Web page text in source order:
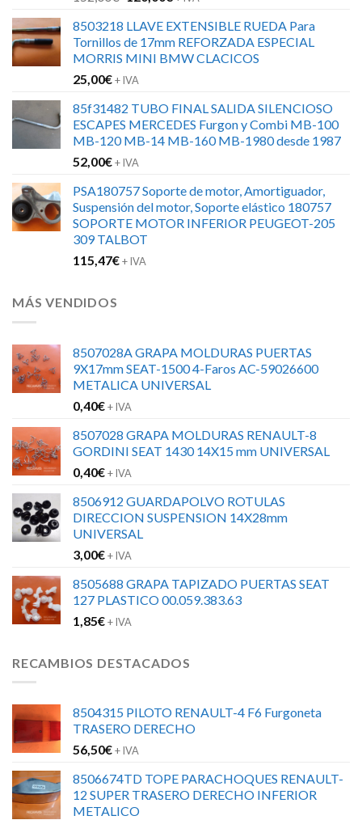
original
era:
152,00€.
actual
es:
120,00€.
8503218 LLAVE EXTENSIBLE RUEDA Para
Tornillos de 17mm REFORZADA ESPECIAL
MORRIS MINI BMW CLACICOS
25,00€+ IVA
85f31482 TUBO FINAL SALIDA SILENCIOSO
ESCAPES MERCEDES Furgon y Combi MB-100
MB-120 MB-14 MB-160 MB-1980 desde 1987
52,00€+ IVA
PSA180757 Soporte de motor, Amortiguador,
Suspensión del motor, Soporte elástico 180757
SOPORTE MOTOR INFERIOR PEUGEOT-205
309 TALBOT
115,47€+ IVA
MÁS VENDIDOS
8507028A GRAPA MOLDURAS PUERTAS
9X17mm SEAT-1500 4-Faros AC-59026600
METALICA UNIVERSAL
0,40€+ IVA
8507028 GRAPA MOLDURAS RENAULT-8
GORDINI SEAT 1430 14X15 mm UNIVERSAL
0,40€+ IVA
8506912 GUARDAPOLVO ROTULAS
DIRECCION SUSPENSION 14X28mm
UNIVERSAL
3,00€+ IVA
8505688 GRAPA TAPIZADO PUERTAS SEAT
127 PLASTICO 00.059.383.63
1,85€+ IVA
RECAMBIOS DESTACADOS
8504315 PILOTO RENAULT-4 F6 Furgoneta
TRASERO DERECHO
56,50€+ IVA
8506674TD TOPE PARACHOQUES RENAULT-
12 SUPER TRASERO DERECHO INFERIOR
METALICO